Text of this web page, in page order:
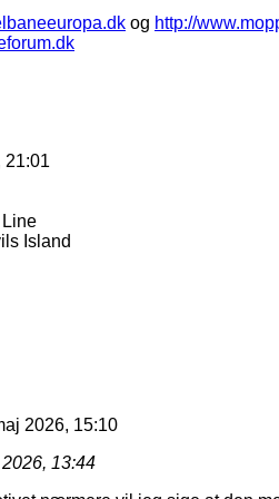
og http://
21:01
Line
Island
2026, 15:10
13:44